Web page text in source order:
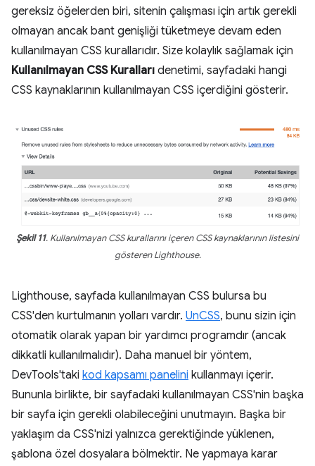
gereksiz öğelerden biri, sitenin çalışması için artık gerekli
olmayan ancak bant genişliği tüketmeye devam eden
kullanılmayan CSS kurallarıdır. Size kolaylık sağlamak için
Kullanılmayan CSS Kuralları denetimi, sayfadaki hangi
CSS kaynaklarının kullanılmayan CSS içerdiğini gösterir.
Şekil 11. Kullanılmayan CSS kurallarını içeren CSS kaynaklarının listesini
gösteren Lighthouse.
Lighthouse, sayfada kullanılmayan CSS bulursa bu
CSS'den kurtulmanın yolları vardır. UnCSS, bunu sizin için
otomatik olarak yapan bir yardımcı programdır (ancak
dikkatli kullanılmalıdır). Daha manuel bir yöntem,
DevTools'taki kod kapsamı panelini kullanmayı içerir.
Bununla birlikte, bir sayfadaki kullanılmayan CSS'nin başka
bir sayfa için gerekli olabileceğini unutmayın. Başka bir
yaklaşım da CSS'nizi yalnızca gerektiğinde yüklenen,
şablona özel dosyalara bölmektir. Ne yapmaya karar